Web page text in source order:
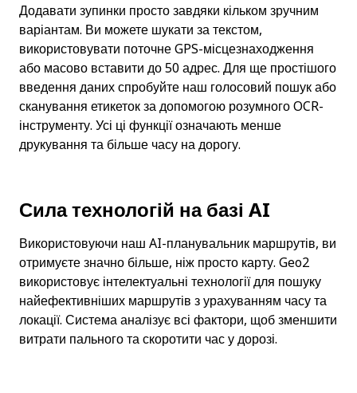
Додавати зупинки просто завдяки кільком зручним
варіантам. Ви можете шукати за текстом,
використовувати поточне GPS-місцезнаходження
або масово вставити до 50 адрес. Для ще простішого
введення даних спробуйте наш голосовий пошук або
сканування етикеток за допомогою розумного OCR-
інструменту. Усі ці функції означають менше
друкування та більше часу на дорогу.
Сила технологій на базі AI
Використовуючи наш AI-планувальник маршрутів, ви
отримуєте значно більше, ніж просто карту. Geo2
використовує інтелектуальні технології для пошуку
найефективніших маршрутів з урахуванням часу та
локації. Система аналізує всі фактори, щоб зменшити
витрати пального та скоротити час у дорозі.